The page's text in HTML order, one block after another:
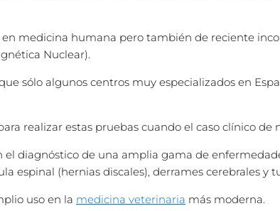
medicina humana pero también de reciente
Nuclear).
sólo algunos centros muy especializados en
realizar estas pruebas cuando el caso clínico de
diagnóstico de una amplia gama de
espinal (hernias discales), derrames cerebrales y
uso en la medicina veterinaria más moderna.